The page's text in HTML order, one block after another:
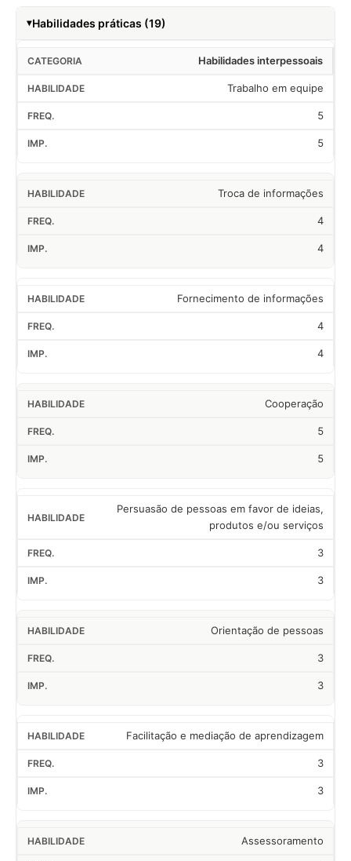
Habilidades práticas (19)
Habilidades interpessoais
Trabalho em equipe
5
5
Troca de informações
4
4
Fornecimento de informações
4
4
Cooperação
5
5
Persuasão de pessoas em favor de ideias,
produtos e/ou serviços
3
3
Orientação de pessoas
3
3
Facilitação e mediação de aprendizagem
3
3
Assessoramento